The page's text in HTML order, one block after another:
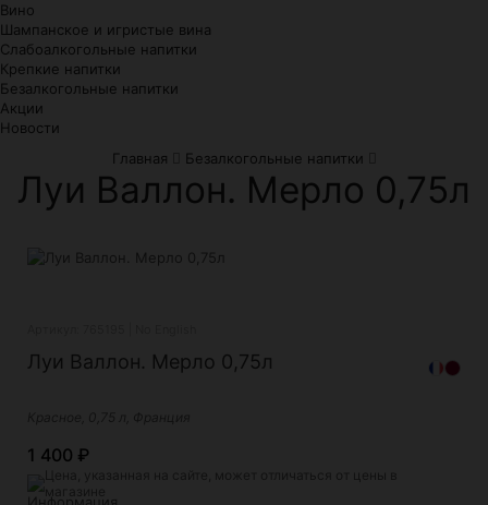
Вино
Шампанское и игристые вина
Слабоалкогольные напитки
Крепкие напитки
Безалкогольные напитки
Акции
Новости
Главная
Безалкогольные напитки
Луи Валлон. Мерло 0,75л
Луи Валлон. Мерло 0,75л
1 400 ₽